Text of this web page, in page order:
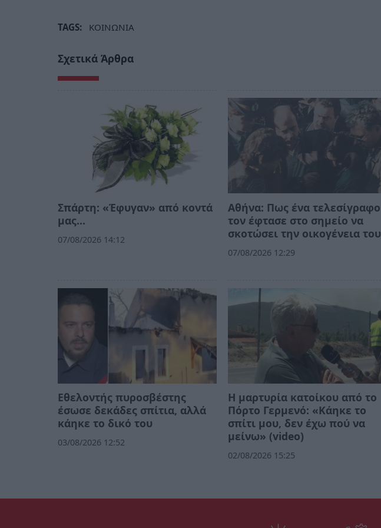
TAGS: ΚΟΙΝΩΝΙΑ
Σχετικά Άρθρα
Σπάρτη: «Έφυγαν» από κοντά
μας…
07/08/2026 14:12
Αθήνα: Πως ένα τελεσίγραφο
τον έφτασε στο σημείο να
σκοτώσει την οικογένεια του
07/08/2026 12:29
Εθελοντής πυροσβέστης
έσωσε δεκάδες σπίτια, αλλά
κάηκε το δικό του
03/08/2026 12:52
Η μαρτυρία κατοίκου από το
Πόρτο Γερμενό: «Κάηκε το
σπίτι μου, δεν έχω πού να
μείνω» (video)
02/08/2026 15:25